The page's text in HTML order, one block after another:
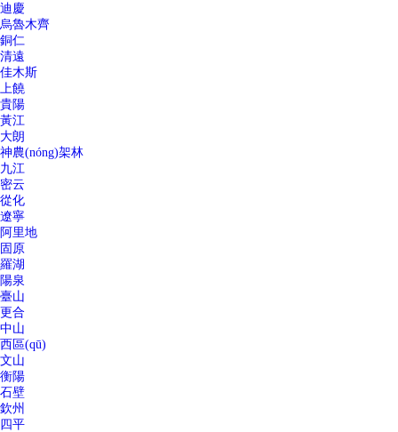
迪慶
烏魯木齊
銅仁
清遠
佳木斯
上饒
貴陽
黃江
大朗
神農(nóng)架林
九江
密云
從化
遼寧
阿里地
固原
羅湖
陽泉
臺山
更合
中山
西區(qū)
文山
衡陽
石壁
欽州
四平